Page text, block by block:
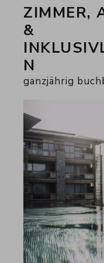
ZIMMER,
&
N
ganzjährig